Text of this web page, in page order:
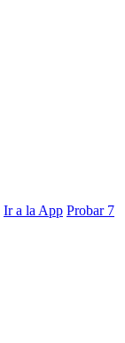
Ir a la App Probar 7